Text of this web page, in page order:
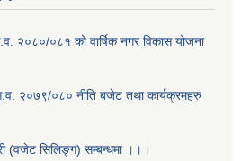
२०८०/०८१ को वार्षिक नगर विकास योजना
२०७९/०८० नीति बजेट तथा कार्यक्रमहरु
(वजेट सिलिङ्ग) सम्बन्धमा ।।।